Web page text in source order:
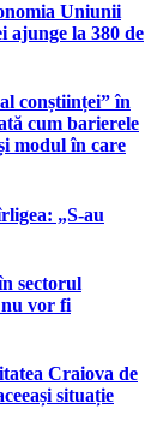
Uniunii
la 380 de
conștiinței” în
cum barierele
modul în care
„S-au
sectorul
nu vor fi
Craiova de
situație